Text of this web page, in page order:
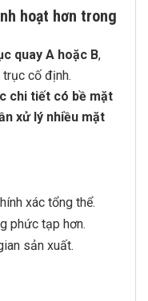
hoạt hơn trong
quay A hoặc B,
cố định.
chi tiết có bề mặt
xử lý nhiều mặt
xác tổng thể.
phức tạp hơn.
sản xuất.